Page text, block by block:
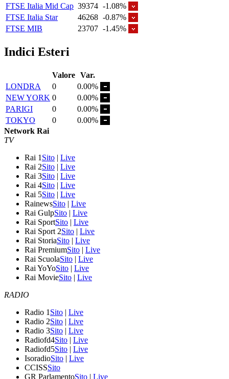
FTSE Italia Mid Cap 39374 -1.08%
FTSE Italia Star
46268 -0.87%
FTSE MIB
23707 -1.45%
Indici Esteri
Valore Var.
LONDRA
0
0.00%
NEW YORK 0
0.00%
PARIGI
0
0.00%
TOKYO
0
0.00%
Network Rai
TV
Rai 1 Sito | Live
Rai 2Sito | Live
Rai 3Sito | Live
Rai 4Sito | Live
Rai 5Sito | Live
RainewsSito | Live
Rai GulpSito | Live
Rai SportSito | Live
Rai Sport 2Sito | Live
Rai StoriaSito | Live
Rai PremiumSito | Live
Rai ScuolaSito | Live
Rai YoYoSito | Live
Rai MovieSito | Live
RADIO
Radio 1 Sito | Live
Radio 2Sito | Live
Radio 3Sito | Live
Radiofd4Sito | Live
Radiofd5Sito | Live
IsoradioSito | Live
CCISSSito
GR ParlamentoSito | Live